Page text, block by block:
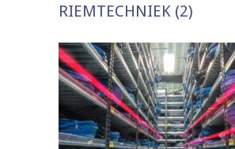
RIEMTECHNIEK (2)